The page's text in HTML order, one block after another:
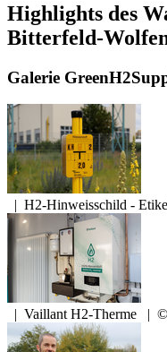
Highlights des
Bitterfeld-
Galerie
| H2-Hinweisschild -
| Vaillant H2-Therme |